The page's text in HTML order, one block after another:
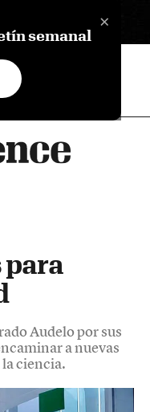
×
semanal
Audelo por sus
a nuevas
ciencia.